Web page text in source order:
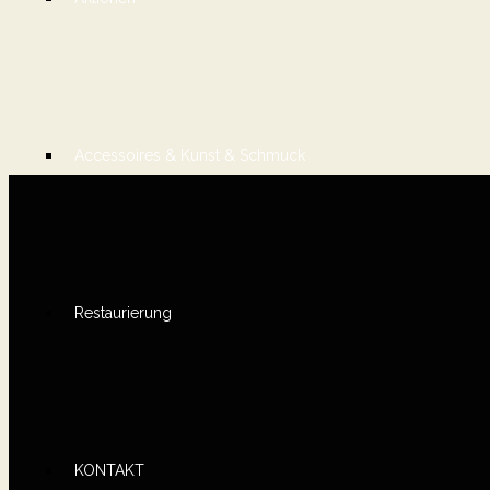
Accessoires & Kunst & Schmuck
Restaurierung
KONTAKT